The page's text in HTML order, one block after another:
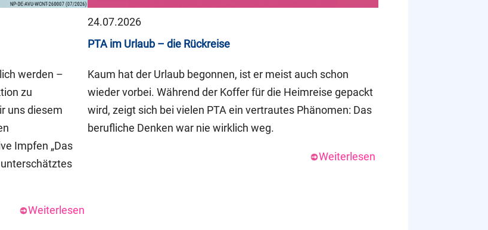
werden –
zu
uns diesem
Impfen „Das
Weiterlesen
24.07.2026
PTA im Urlaub – die Rückreise
Kaum hat der Urlaub begonnen, ist er meist auch schon
wieder vorbei. Während der Koffer für die Heimreise gepackt
wird, zeigt sich bei vielen PTA ein vertrautes Phänomen: Das
berufliche Denken war nie wirklich weg.
Weiterlesen